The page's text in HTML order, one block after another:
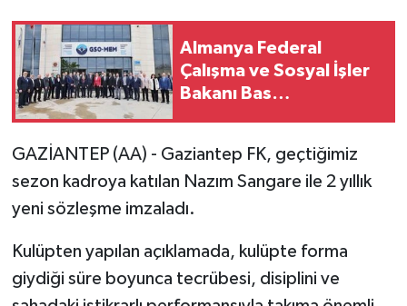
Almanya Federal
Çalışma ve Sosyal İşler
Bakanı Bas
GAZİANTEP (AA) - Gaziantep FK, geçtiğimiz
sezon kadroya katılan Nazım Sangare ile 2 yıllık
yeni sözleşme imzaladı.
Kulüpten yapılan açıklamada, kulüpte forma
giydiği süre boyunca tecrübesi, disiplini ve